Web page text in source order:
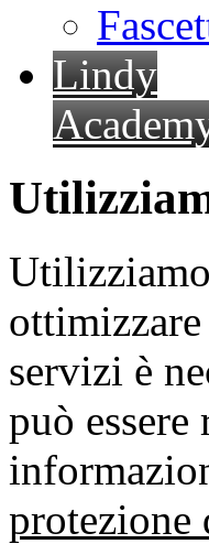
Lindy
servizi è
può
protezione